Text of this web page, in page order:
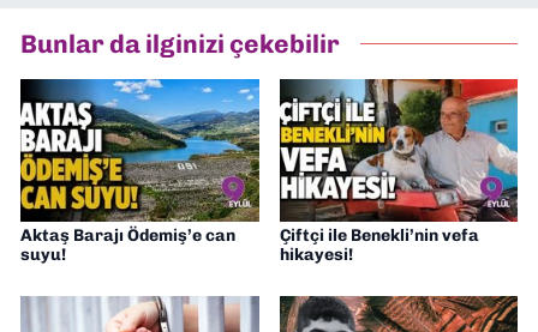
Bunlar da ilginizi çekebilir
Aktaş Barajı Ödemiş’e can
suyu!
Çiftçi ile Benekli’nin vefa
hikayesi!